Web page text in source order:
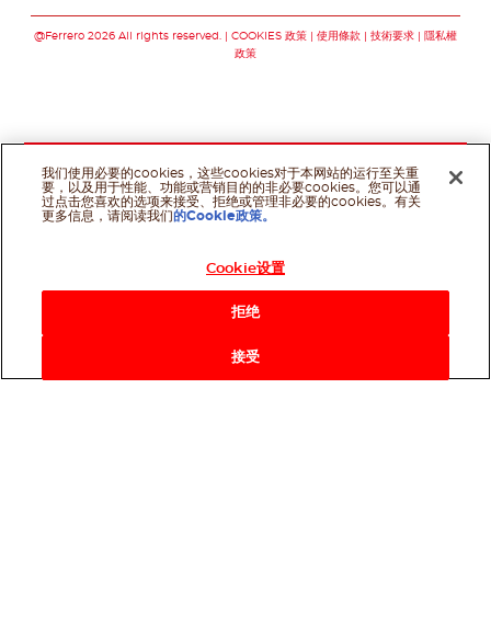
@Ferrero 2026 All rights reserved. COOKIES 政策 使用條款 技術要求
隱私權
政策
我们使用必要的cookies，这些cookies对于本网站的运行至关重
要，以及用于性能、功能或营销目的的非必要cookies。您可以通
过点击您喜欢的选项来接受、拒绝或管理非必要的cookies。有关
更多信息，请阅读我们的Cookie政策。
Cookie设置
拒绝
接受